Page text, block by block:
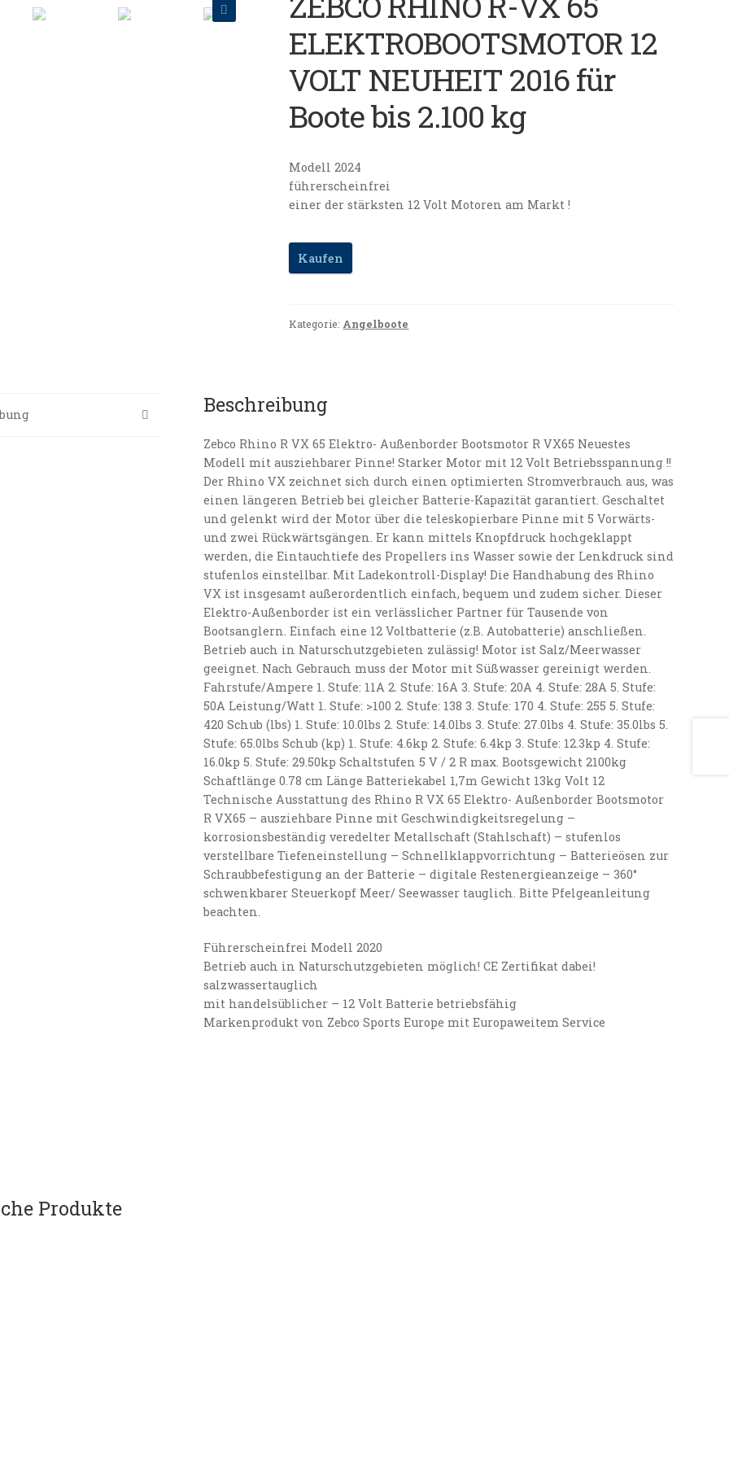
ELEKTROBOOTSMOTOR 12
VOLT NEUHEIT 2016 für
Boote bis 2.100 kg
Modell 2024
führerscheinfrei
einer der stärksten 12 Volt Motoren am Markt !
Kaufen
Kategorie: Angelboote
Beschreibung
Zebco Rhino R VX 65 Elektro- Außenborder Bootsmotor R VX65 Neuestes
Modell mit ausziehbarer Pinne! Starker Motor mit 12 Volt Betriebsspannung !!
Der Rhino VX zeichnet sich durch einen optimierten Stromverbrauch aus, was
einen längeren Betrieb bei gleicher Batterie-Kapazität garantiert. Geschaltet
und gelenkt wird der Motor über die teleskopierbare Pinne mit 5 Vorwärts-
und zwei Rückwärtsgängen. Er kann mittels Knopfdruck hochgeklappt
werden, die Eintauchtiefe des Propellers ins Wasser sowie der Lenkdruck sind
stufenlos einstellbar. Mit Ladekontroll-Display! Die Handhabung des Rhino
VX ist insgesamt außerordentlich einfach, bequem und zudem sicher. Dieser
Elektro-Außenborder ist ein verlässlicher Partner für Tausende von
Bootsanglern. Einfach eine 12 Voltbatterie (z.B. Autobatterie) anschließen.
Betrieb auch in Naturschutzgebieten zulässig! Motor ist Salz/Meerwasser
geeignet. Nach Gebrauch muss der Motor mit Süßwasser gereinigt werden.
Fahrstufe/Ampere 1. Stufe: 11A 2. Stufe: 16A 3. Stufe: 20A 4. Stufe: 28A 5. Stufe:
50A Leistung/Watt 1. Stufe: >100 2. Stufe: 138 3. Stufe: 170 4. Stufe: 255 5. Stufe:
420 Schub (lbs) 1. Stufe: 10.0lbs 2. Stufe: 14.0lbs 3. Stufe: 27.0lbs 4. Stufe: 35.0lbs 5.
Stufe: 65.0lbs Schub (kp) 1. Stufe: 4.6kp 2. Stufe: 6.4kp 3. Stufe: 12.3kp 4. Stufe:
16.0kp 5. Stufe: 29.50kp Schaltstufen 5 V / 2 R max. Bootsgewicht 2100kg
Schaftlänge 0.78 cm Länge Batteriekabel 1,7m Gewicht 13kg Volt 12
Technische Ausstattung des Rhino R VX 65 Elektro- Außenborder Bootsmotor
R VX65 – ausziehbare Pinne mit Geschwindigkeitsregelung –
korrosionsbeständig veredelter Metallschaft (Stahlschaft) – stufenlos
verstellbare Tiefeneinstellung – Schnellklappvorrichtung – Batterieösen zur
Schraubbefestigung an der Batterie – digitale Restenergieanzeige – 360°
schwenkbarer Steuerkopf Meer/ Seewasser tauglich. Bitte Pfelgeanleitung
beachten.
Führerscheinfrei Modell 2020
Betrieb auch in Naturschutzgebieten möglich! CE Zertifikat dabei!
salzwassertauglich
mit handelsüblicher – 12 Volt Batterie betriebsfähig
Markenprodukt von Zebco Sports Europe mit Europaweitem Service
Produkte